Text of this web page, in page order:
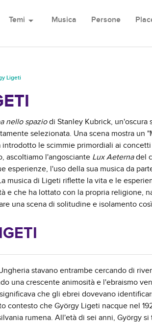
Temi arrow_drop_down Musica Persone
Ligeti
nello spaziodi Stanley Kubrick, un'oscura
selezionata. Una scena mostra un
le scimmie primordiali ai
ascoltiamo l'angosciante Lux Aeternadel
esperienze, l'uso della sua musica da
musica di Ligeti riflette la vita e le
e che ha lottato con la propria religione,
una scena di solitudine e isolamento
stavano entrambe cercando di
una crescente animosità e l'ebraismo
che gli ebrei dovevano
contesto che György Ligeti nacque nel
rumena. All'età di sei anni, György